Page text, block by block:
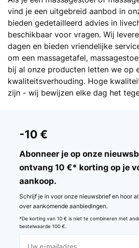
vind je een uitgebreid aanbod in
bieden gedetailleerd advies in
beschikbaar voor vragen. Wij
dagen en bieden vriendelijke
om een ​​massagetafel,
bij al onze producten letten we op
kwaliteitsverhouding. Hoge
zijn - wij bewijzen elke dag het
-10 €
Abonneer je op onze
ontvang 10 €* korting op je
aankoop.
Schrijf je in voor onze nieuwsbrief en hoor
over aankomende aanbiedingen.
*De korting van 10 € is niet te combineren met
bestelwaarde 100 €.